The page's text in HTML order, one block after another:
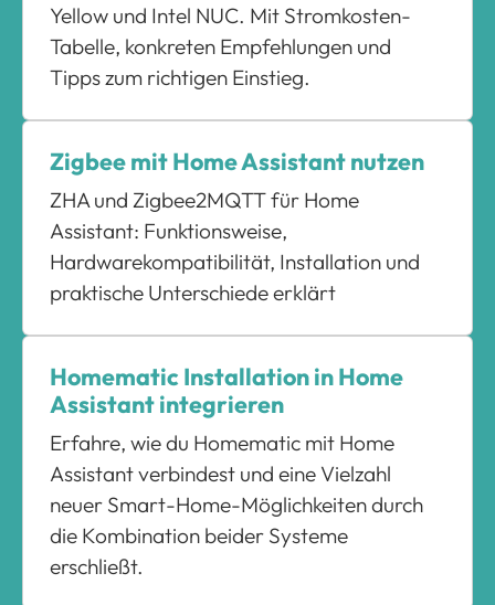
Yellow und Intel NUC. Mit Stromkosten-
Tabelle, konkreten Empfehlungen und
Tipps zum richtigen Einstieg.
Zigbee mit Home Assistant nutzen
ZHA und Zigbee2MQTT für Home
Assistant: Funktionsweise,
Hardwarekompatibilität, Installation und
praktische Unterschiede erklärt
Homematic Installation in Home
Assistant integrieren
Erfahre, wie du Homematic mit Home
Assistant verbindest und eine Vielzahl
neuer Smart-Home-Möglichkeiten durch
die Kombination beider Systeme
erschließt.